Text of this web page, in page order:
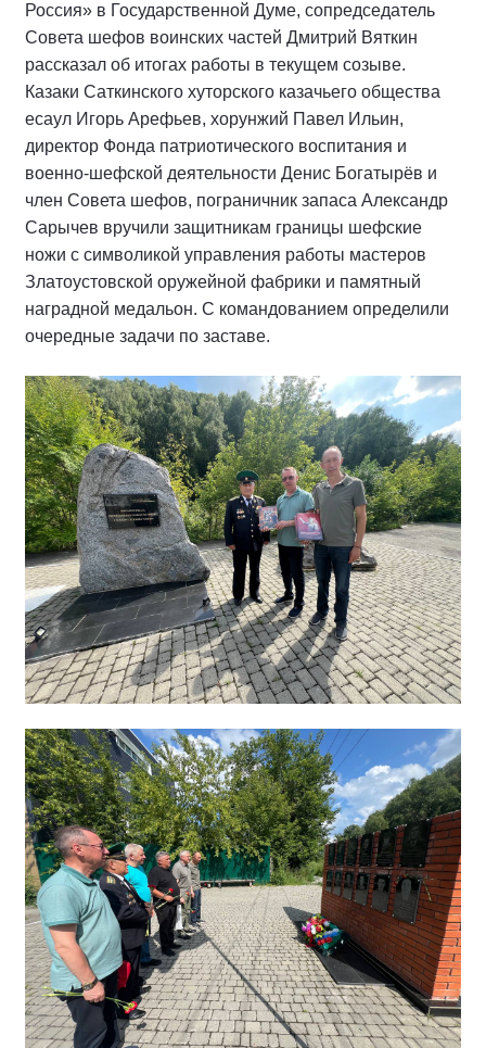
Россия» в Государственной Думе, сопредседатель
Совета шефов воинских частей Дмитрий Вяткин
рассказал об итогах работы в текущем созыве.
Казаки Саткинского хуторского казачьего общества
есаул Игорь Арефьев, хорунжий Павел Ильин,
директор Фонда патриотического воспитания и
военно-шефской деятельности Денис Богатырёв и
член Совета шефов, пограничник запаса Александр
Сарычев вручили защитникам границы шефские
ножи с символикой управления работы мастеров
Златоустовской оружейной фабрики и памятный
наградной медальон. С командованием определили
очередные задачи по заставе.